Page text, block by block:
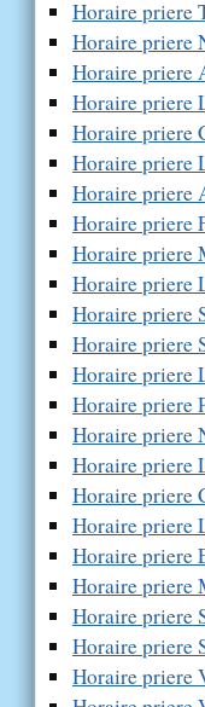
Horaire priere
Horaire priere
Horaire priere
Horaire priere
Horaire priere
Horaire priere
Horaire priere
Horaire priere
Horaire priere
Horaire priere
Horaire priere
Horaire priere
Horaire priere
Horaire priere
Horaire priere
Horaire priere
Horaire priere
Horaire priere
Horaire priere
Horaire priere
Horaire priere
Horaire priere
Horaire priere